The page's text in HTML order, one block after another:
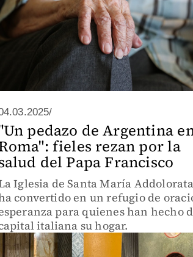
pedazo de Argentina
fieles rezan por la
del Papa Francisco
Iglesia de Santa María
convertido en un refugio de
para quienes han hecho
italiana su hogar.